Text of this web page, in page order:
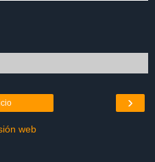
›
web